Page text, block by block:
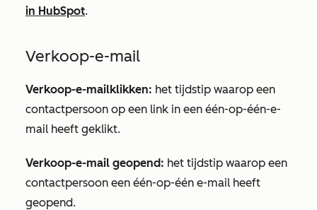
in HubSpot.
Verkoop-e-mail
Verkoop-e-mailklikken: het tijdstip waarop een
contactpersoon op een link in een één-op-één-e-
mail heeft geklikt.
Verkoop-e-mail geopend: het tijdstip waarop een
contactpersoon een één-op-één e-mail heeft
geopend.